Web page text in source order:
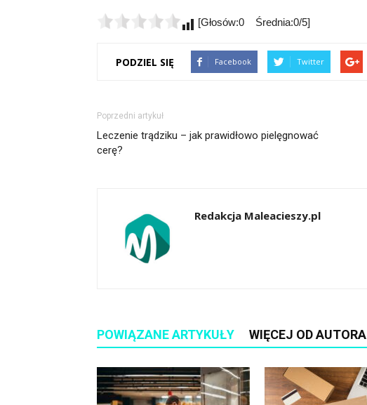
[Głosów:0 Średnia:0/5]
PODZIEL SIĘ Facebook Twitter
Poprzedni artykuł
Leczenie trądziku – jak prawidłowo pielęgnować
cerę?
Redakcja Maleacieszy.pl
POWIĄZANE ARTYKUŁY WIĘCEJ OD AUTORA